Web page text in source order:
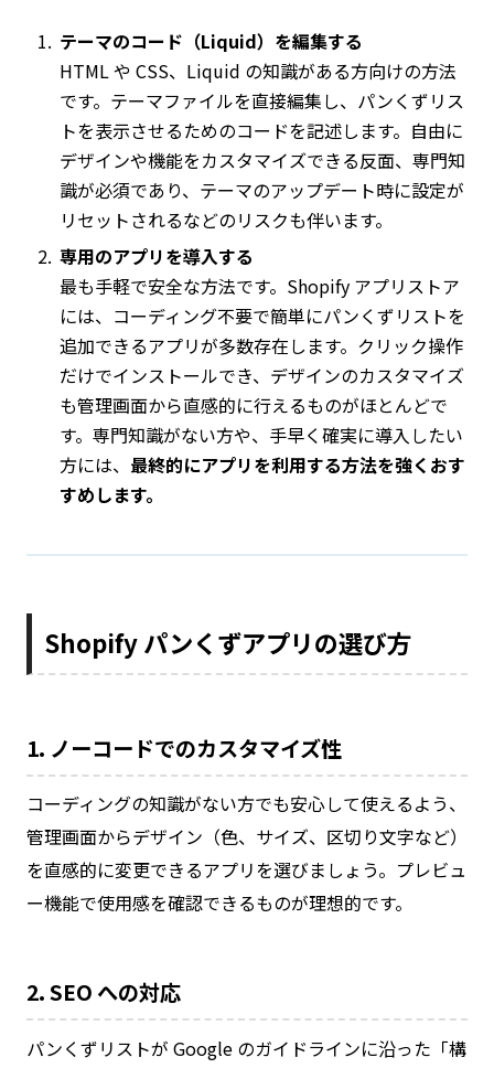
テーマのコード（Liquid）を編集する
HTML や CSS、Liquid の知識がある方向けの方法
です。テーマファイルを直接編集し、パンくずリス
トを表示させるためのコードを記述します。自由に
デザインや機能をカスタマイズできる反面、専門知
識が必須であり、テーマのアップデート時に設定が
リセットされるなどのリスクも伴います。
専用のアプリを導入する
最も手軽で安全な方法です。Shopify アプリストア
には、コーディング不要で簡単にパンくずリストを
追加できるアプリが多数存在します。クリック操作
だけでインストールでき、デザインのカスタマイズ
も管理画面から直感的に行えるものがほとんどで
す。専門知識がない方や、手早く確実に導入したい
方には、 最終的にアプリを利用する方法を強くおす
すめします。
Shopify パンくずアプリの選び方
1. ノーコードでのカスタマイズ性
コーディングの知識がない方でも安心して使えるよう、
管理画面からデザイン（色、サイズ、区切り文字など）
を直感的に変更できるアプリを選びましょう。プレビュ
ー機能で使用感を確認できるものが理想的です。
2. SEO への対応
パンくずリストが Google のガイドラインに沿った「構